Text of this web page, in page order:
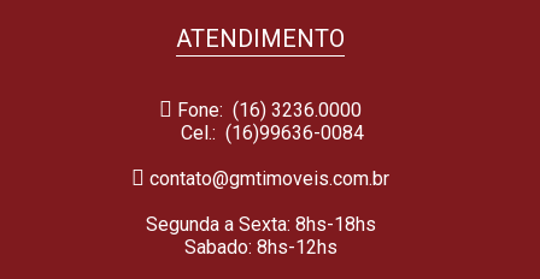
ATENDIMENTO
Fone: (16) 3236.0000
Cel.:(16)99636-0084
contato@gmtimoveis.com.br
Segunda a Sexta: 8hs-18hs
Sabado: 8hs-12hs